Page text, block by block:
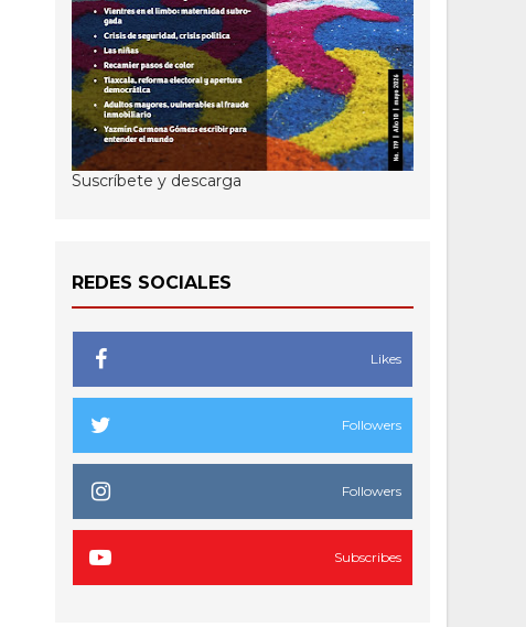
Suscríbete y descarga
REDES SOCIALES
Likes
Followers
Followers
Subscribes